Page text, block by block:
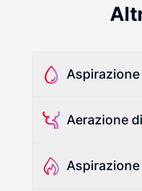
Aerazione